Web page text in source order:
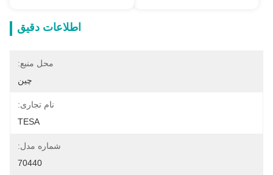
اطلاعات دقیق
محل منبع:
چین
نام تجاری:
TESA
شماره مدل:
70440